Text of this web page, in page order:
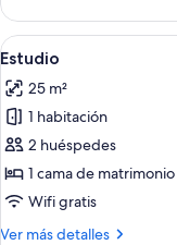
triple
Abrir
todas
las
fotos
de
Estudio
4
Estudio
25 m²
1 habitación
2 huéspedes
1 cama de matrimonio
Wifi gratis
Ver más detalles
Más